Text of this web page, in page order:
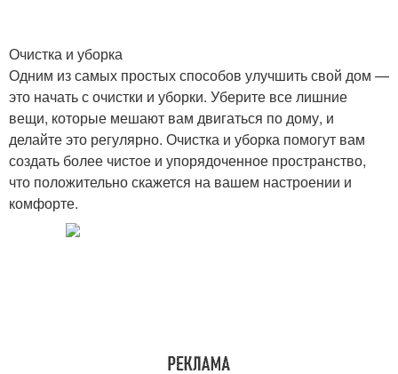
Очистка и уборка
Одним из самых простых способов улучшить свой дом —
это начать с очистки и уборки. Уберите все лишние
вещи, которые мешают вам двигаться по дому, и
делайте это регулярно. Очистка и уборка помогут вам
создать более чистое и упорядоченное пространство,
что положительно скажется на вашем настроении и
комфорте.